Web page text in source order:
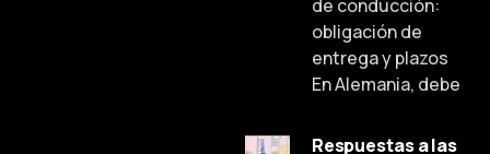
de conducción:
obligación de
entrega y plazos
En Alemania, debe
Respuestas a las